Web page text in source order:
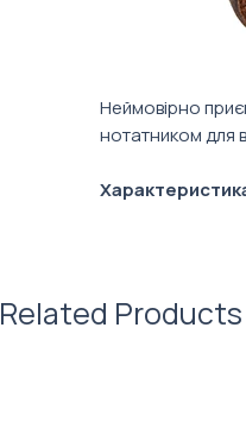
Неймовірно
нотатником для
см (А5).
Related Products